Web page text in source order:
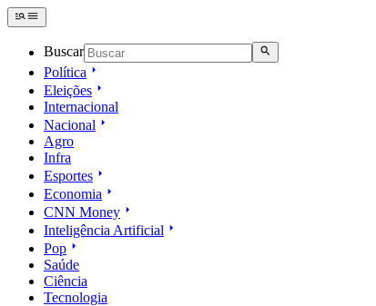
Buscar
Política
Eleições
Internacional
Nacional
Agro
Infra
Esportes
Economia
CNN Money
Inteligência Artificial
Pop
Saúde
Ciência
Tecnologia